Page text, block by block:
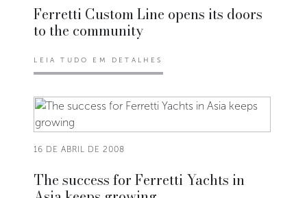
Ferretti Custom Line opens its doors
to the community
LEIA TUDO EM DETALHES
16 DE ABRIL DE 2008
The success for Ferretti Yachts in